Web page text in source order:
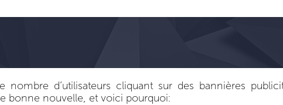
d’utilisateurs cliquant sur des bannières
bonne nouvelle, et voici pourquoi: